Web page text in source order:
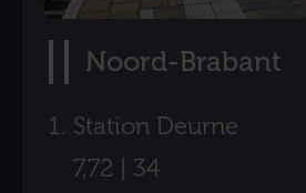
Noord-Brabant
Station Deurne
7,72 | 34